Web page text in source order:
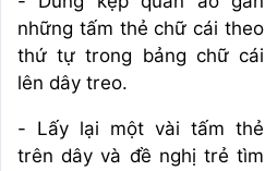
những tấm thẻ chữ cái theo
thứ tự trong bảng chữ cái
lên dây treo.
- Lấy lại một vài tấm thẻ
trên dây và đề nghị trẻ tìm